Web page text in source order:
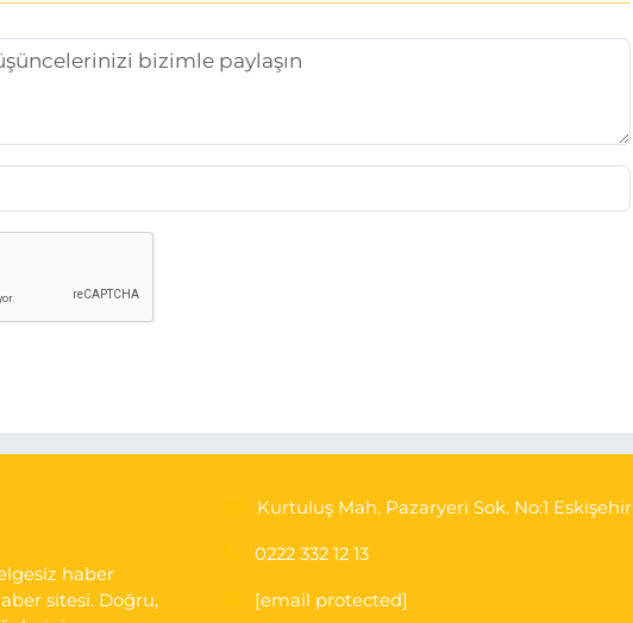
haber
sitesi. Doğru,
Kurtuluş Mah. Pazaryeri Sok. No:1 Eskişehir
0222 332 12 13
[email protected]